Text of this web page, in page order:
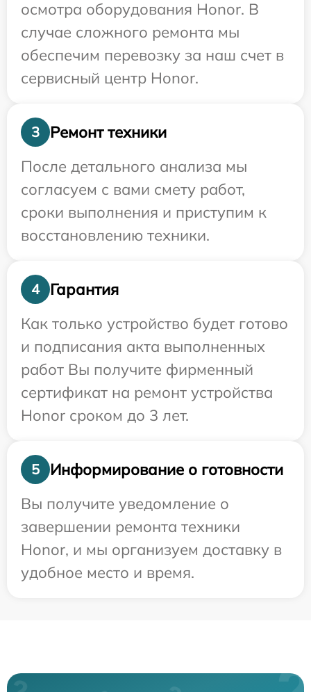
осмотра оборудования Honor. В
случае сложного ремонта мы
обеспечим перевозку за наш счет в
сервисный центр Honor.
3
Ремонт техники
После детального анализа мы
согласуем с вами смету работ,
сроки выполнения и приступим к
восстановлению техники.
4
Гарантия
Как только устройство будет готово
и подписания акта выполненных
работ Вы получите фирменный
сертификат на ремонт устройства
Honor сроком до 3 лет.
5
Информирование о готовности
Вы получите уведомление о
завершении ремонта техники
Honor, и мы организуем доставку в
удобное место и время.